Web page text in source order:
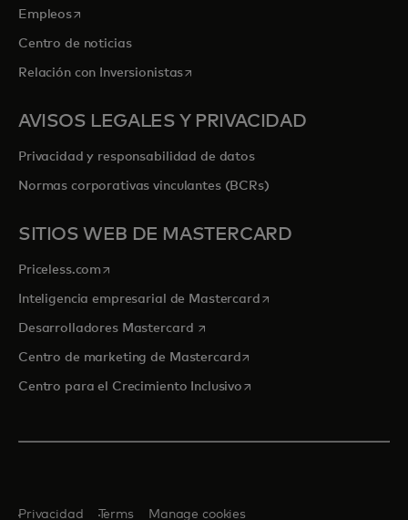
Empleosse abre en una pestaña nueva
Centro de noticias
Relación con Inversionistasse abre en una pestaña nueva
AVISOS LEGALES Y PRIVACIDAD
Privacidad y responsabilidad de datos
Normas corporativas vinculantes (BCRs)
SITIOS WEB DE MASTERCARD
Priceless.com se abre en una pestaña nueva
Inteligencia empresarial de Mastercardse abre en una pestaña
Desarrolladores Mastercard se abre en una pestaña nueva
Centro de marketing de Mastercardse abre en una pestaña
Centro para el Crecimiento Inclusivose abre en una pestaña
Privacidad Terms Manage cookies